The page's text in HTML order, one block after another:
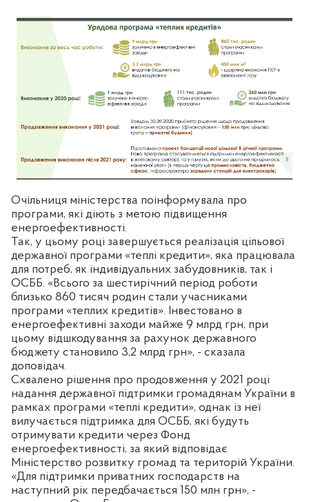
Очільниця міністерства поінформувала про
програми, які діють з метою підвищення
енергоефективності.
Так, у цьому році завершується реалізація цільової
державної програми «теплі кредити», яка працювала
для потреб, як індивідуальних забудовників, так і
ОСББ. «Всього за шестирічний період роботи
близько 860 тисяч родин стали учасниками
програми «теплих кредитів». Інвестовано в
енергоефективні заходи майже 9 млрд грн, при
цьому відшкодування за рахунок державного
бюджету становило 3,2 млрд грн», - сказала
доповідач.
Схвалено рішення про продовження у 2021 році
надання державної підтримки громадянам України в
рамках програми «теплі кредити», однак із неї
вилучається підтримка для ОСББ, які будуть
отримувати кредити через Фонд
енергоефективності, за який відповідає
Міністерство розвитку громад та територій України.
«Для підтримки приватних господарств на
наступний рік передбачається 150 млн грн», -